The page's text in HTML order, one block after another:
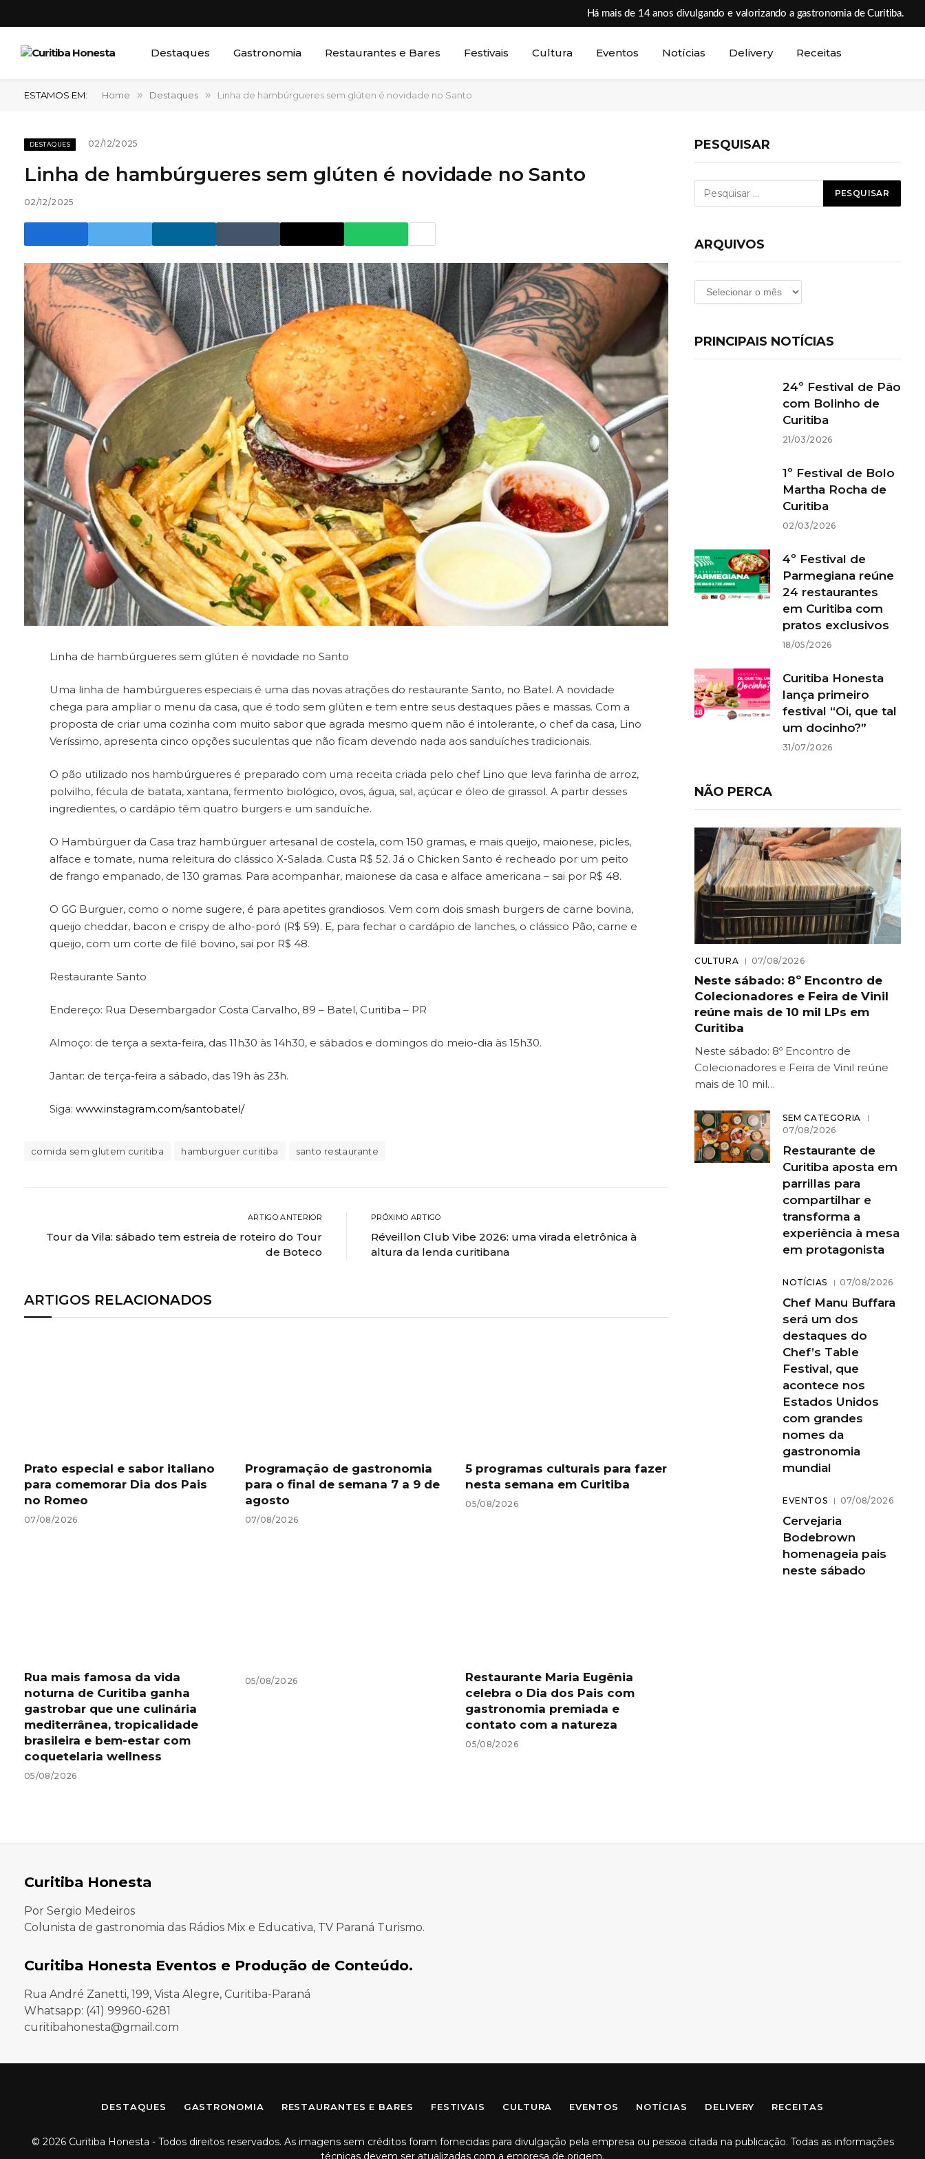
Há mais de 14 anos divulgando e valorizando a gastronomia de Curitiba.
Destaques Gastronomia Restaurantes e Bares Festivais Cultura Eventos Notícias Delivery Receitas
ESTAMOS EM: Home » Destaques » Linha de hambúrgueres sem glúten é novidade no Santo
DESTAQUES 02/12/2025
Linha de hambúrgueres sem glúten é novidade no Santo
02/12/2025
Linha de hambúrgueres sem glúten é novidade no Santo
Uma linha de hambúrgueres especiais é uma das novas atrações do restaurante Santo, no Batel. A novidade
chega para ampliar o menu da casa, que é todo sem glúten e tem entre seus destaques pães e massas. Com a
proposta de criar uma cozinha com muito sabor que agrada mesmo quem não é intolerante, o chef da casa, Lino
Veríssimo, apresenta cinco opções suculentas que não ficam devendo nada aos sanduíches tradicionais.
O pão utilizado nos hambúrgueres é preparado com uma receita criada pelo chef Lino que leva farinha de arroz,
polvilho, fécula de batata, xantana, fermento biológico, ovos, água, sal, açúcar e óleo de girassol. A partir desses
ingredientes, o cardápio têm quatro burgers e um sanduíche.
O Hambúrguer da Casa traz hambúrguer artesanal de costela, com 150 gramas, e mais queijo, maionese, picles,
alface e tomate, numa releitura do clássico X-Salada. Custa R$ 52. Já o Chicken Santo é recheado por um peito
de frango empanado, de 130 gramas. Para acompanhar, maionese da casa e alface americana – sai por R$ 48.
O GG Burguer, como o nome sugere, é para apetites grandiosos. Vem com dois smash burgers de carne bovina,
queijo cheddar, bacon e crispy de alho-poró (R$ 59). E, para fechar o cardápio de lanches, o clássico Pão, carne e
queijo, com um corte de filé bovino, sai por R$ 48.
Restaurante Santo
Endereço: Rua Desembargador Costa Carvalho, 89 – Batel, Curitiba – PR
Almoço: de terça a sexta-feira, das 11h30 às 14h30, e sábados e domingos do meio-dia às 15h30.
Jantar: de terça-feira a sábado, das 19h às 23h.
Siga: www.instagram.com/santobatel/
comida sem glutem curitiba hamburguer curitiba santo restaurante
ARTIGO ANTERIOR
Tour da Vila: sábado tem estreia de roteiro do Tour
de Boteco
PRÓXIMO ARTIGO
Réveillon Club Vibe 2026: uma virada eletrônica à
altura da lenda curitibana
ARTIGOS RELACIONADOS
Prato especial e sabor italiano
para comemorar Dia dos Pais
no Romeo
07/08/2026
Programação de gastronomia
para o final de semana 7 a 9 de
agosto
07/08/2026
5 programas culturais para fazer
nesta semana em Curitiba
05/08/2026
Rua mais famosa da vida
noturna de Curitiba ganha
gastrobar que une culinária
mediterrânea, tropicalidade
brasileira e bem-estar com
coquetelaria wellness
05/08/2026
05/08/2026
Restaurante Maria Eugênia
celebra o Dia dos Pais com
gastronomia premiada e
contato com a natureza
05/08/2026
PESQUISAR
ARQUIVOS
Arquivos
PRINCIPAIS NOTÍCIAS
24º Festival de Pão
com Bolinho de
Curitiba
21/03/2026
1º Festival de Bolo
Martha Rocha de
Curitiba
02/03/2026
4º Festival de
Parmegiana reúne
24 restaurantes
em Curitiba com
pratos exclusivos
18/05/2026
Curitiba Honesta
lança primeiro
festival “Oi, que tal
um docinho?”
31/07/2026
NÃO PERCA
CULTURA 07/08/2026
Neste sábado: 8º Encontro de
Colecionadores e Feira de Vinil
reúne mais de 10 mil LPs em
Curitiba
Neste sábado: 8º Encontro de
Colecionadores e Feira de Vinil reúne
mais de 10 mil…
SEM CATEGORIA
07/08/2026
Restaurante de
Curitiba aposta em
parrillas para
compartilhar e
transforma a
experiência à mesa
em protagonista
NOTÍCIAS 07/08/2026
Chef Manu Buffara
será um dos
destaques do
Chef’s Table
Festival, que
acontece nos
Estados Unidos
com grandes
nomes da
gastronomia
mundial
EVENTOS 07/08/2026
Cervejaria
Bodebrown
homenageia pais
neste sábado
Curitiba Honesta
Por Sergio Medeiros
Colunista de gastronomia das Rádios Mix e Educativa, TV Paraná Turismo.
Curitiba Honesta Eventos e Produção de Conteúdo.
Rua André Zanetti, 199, Vista Alegre, Curitiba-Paraná
Whatsapp: (41) 99960-6281
curitibahonesta@gmail.com
DESTAQUES GASTRONOMIA RESTAURANTES E BARES FESTIVAIS CULTURA EVENTOS NOTÍCIAS DELIVERY RECEITAS
© 2026 Curitiba Honesta - Todos direitos reservados. As imagens sem créditos foram fornecidas para divulgação pela empresa ou pessoa citada na publicação. Todas as informações
técnicas devem ser atualizadas com a empresa de origem.